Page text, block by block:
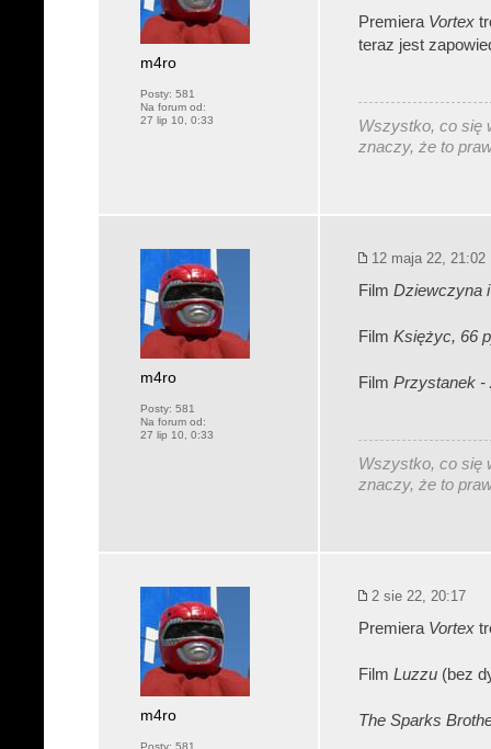
m4ro
Posty: 581
Na forum od:
27 lip 10, 0:33
Premiera Vortex
teraz jest
Wszystko, co się
znaczy, że to
m4ro
Posty: 581
Na forum od:
27 lip 10, 0:33
12 maja 22, 21:02
FilmDziewczyna
FilmKsiężyc, 66
FilmPrzystanek -
Wszystko, co się
znaczy, że to
m4ro
Posty: 581
2 sie 22, 20:17
Premiera Vortex
FilmLuzzu (bez
The Sparks